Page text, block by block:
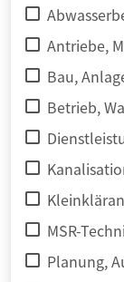
Antriebe,
Bau,
Betrieb,
MSR-
Planung,